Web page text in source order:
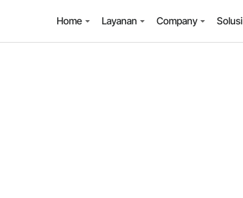
Home Layanan Company Solusi